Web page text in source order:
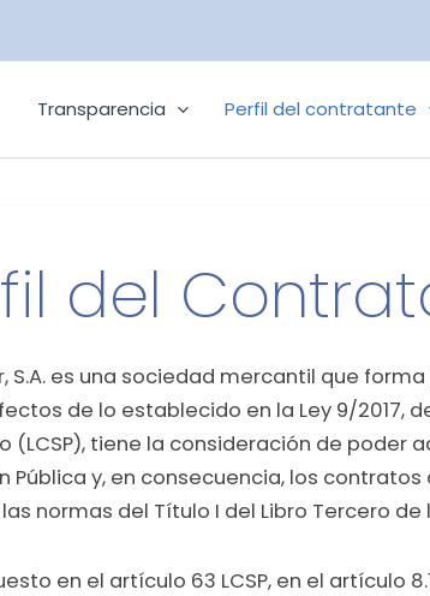
Transparencia Perfil del contratante
del
S.A. es una sociedad mercantil que
de lo establecido en la Ley 9/2017,
(LCSP), tiene la consideración de poder
Pública y, en consecuencia, los
normas del Título I del Libro Tercero
en el artículo 63 LCSP, en el artículo